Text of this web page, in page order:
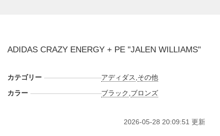
ADIDAS CRAZY ENERGY + PE "JALEN WILLIAMS"
カテゴリー アディダス その他
カラー
ブラック ブロンズ
2026-05-28 20:09:51 更新